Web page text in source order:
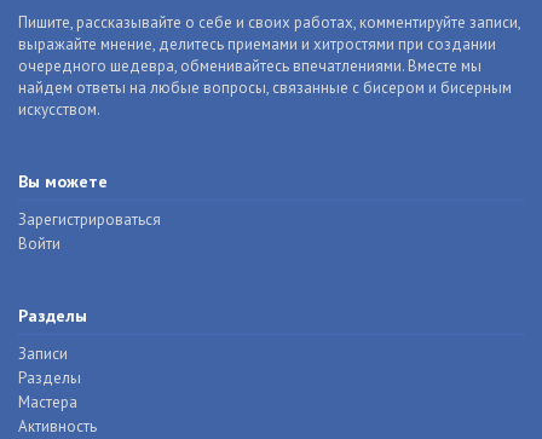
Пишите, рассказывайте о себе и своих работах, комментируйте записи,
выражайте мнение, делитесь приемами и хитростями при создании
очередного шедевра, обменивайтесь впечатлениями. Вместе мы
найдем ответы на любые вопросы, связанные с бисером и бисерным
искусством.
Вы можете
Зарегистрироваться
Войти
Разделы
Записи
Разделы
Мастера
Активность